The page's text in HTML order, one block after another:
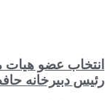
انتخاب عضو هيات
رئيس دبيرخانه